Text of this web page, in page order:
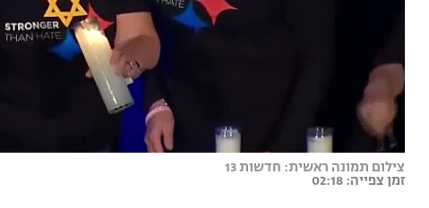
צילום תמונה ראשית: חדשות 13
זמן צפייה: 02:18